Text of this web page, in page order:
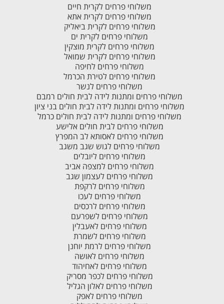
משלוחי פרחים לקרית חיים
משלוחי פרחים לקרית אתא
משלוחי פרחים לקרית ביאליק
משלוחי פרחים לקרית ים
משלוחי פרחים לקרית מוצקין
משלוחי פרחים לקרית שמואל
משלוחי פרחים לחיפה
משלוחי פרחים לטירת הכרמל
משלוחי פרחים לנשר
משלוחי פרחים ומתנות לידה לבית חולים רמבם
משלוחי פרחים ומתנות לידה לבית חולים בני ציון
משלוחי פרחים ומתנות לידה לבית חולים כרמל
משלוחי פרחים לבית חולים אלישע
משלוחי פרחים לאסותא לב המפרץ
משלוחי פרחים לגוש שגב משגב
משלוחי פרחים ליובלים
משלוחי פרחים למצפה אביב
משלוחי פרחים לעצמון שגב
משלוחי פרחים לרקפת
משלוחי פרחים לעכו
משלוחי פרחים לרכסים
משלוחי פרחים לשפרעם
משלוחי פרחים לאעבלין
משלוחי פרחים לשמרת
משלוחי פרחים לרמת יוחנן
משלוחי פרחים לאושה
משלוחי פרחים לאחיהוד
משלוחי פרחים לכפר מסריק
משלוחי פרחים לאלון הגליל
משלוחי פרחים לאפק